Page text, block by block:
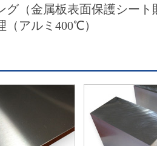
グ（金属板表面保護シート
（アルミ400℃）